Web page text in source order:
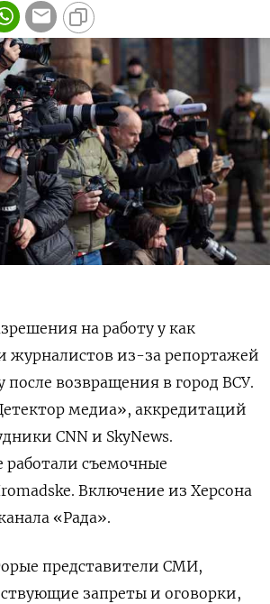
на работу у как
из-за репортажей
после возвращения в город ВСУ.
медиа», аккредитаций
CNN и SkyNews.
работали съемочные
Включение из Херсона
«Рада».
представители СМИ,
запреты и оговорки,